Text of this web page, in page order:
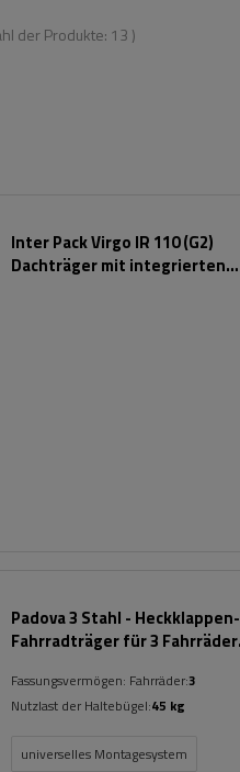
der Produkte: 13 )
Inter Pack Virgo IR 110 (G2)
Dachträger mit integrierten
Padova 3 Stahl - Heckklappen-
Fahrradträger für 3 Fahrräder
Fassungsvermögen: Fahrräder:3
Nutzlast der Haltebügel:45 kg
universelles Montagesystem